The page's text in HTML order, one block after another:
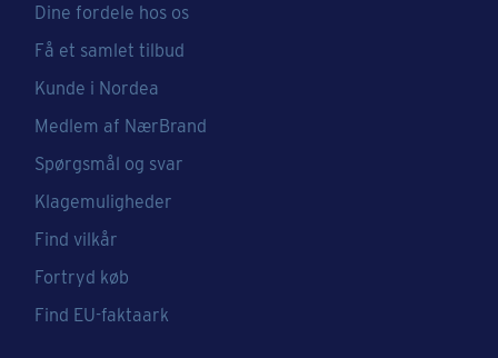
Dine fordele hos os
Få et samlet tilbud
Kunde i Nordea
Medlem af NærBrand
Spørgsmål og svar
Klagemuligheder
Find vilkår
Fortryd køb
Find EU-faktaark